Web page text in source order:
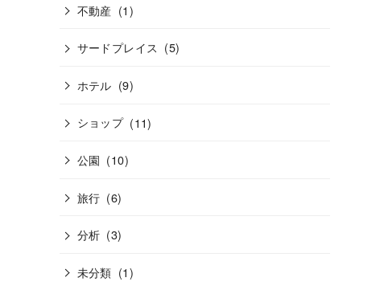
不動産 (1)
サードプレイス (5)
ホテル (9)
ショップ (11)
公園 (10)
旅行 (6)
分析 (3)
未分類 (1)